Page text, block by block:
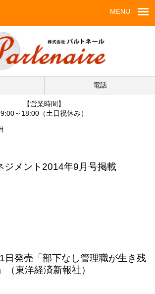
MENU
電話
【営業時間】
9:00～18:00（土日祝休み）
ジメント2014年9月号掲載
日発売「部下なし管理職が生き残
（東洋経済新報社）